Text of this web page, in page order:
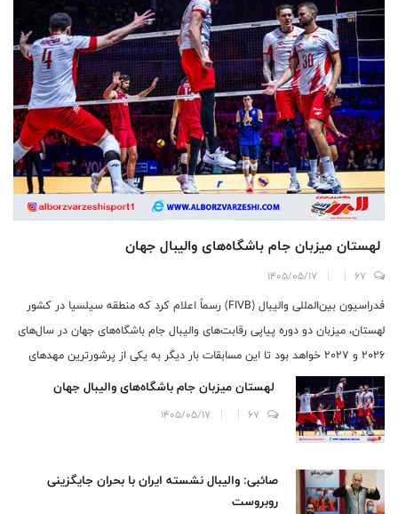
لهستان میزبان جام باشگاه‌های والیبال جهان
67
1405/05/17
فدراسیون بین‌المللی والیبال (FIVB) رسماً اعلام کرد که منطقه سیلسیا در کشور
لهستان، میزبان دو دوره پیاپی رقابت‌های والیبال جام باشگاه‌های جهان در سال‌های
2026 و 2027 خواهد بود تا این مسابقات بار دیگر به یکی از پرشورترین مهد‌های
والیبال دنیا بازگردد.
لهستان میزبان جام باشگاه‌های والیبال جهان
67
1405/05/17
صائبی: والیبال نشسته ایران با بحران جایگزینی
روبروست